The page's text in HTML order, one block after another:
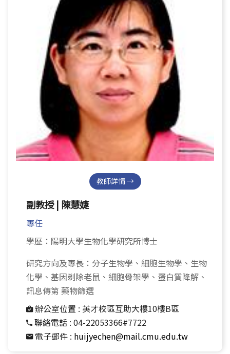
教師詳情 →
副教授 | 陳慧婕
專任
學歷：陽明大學生物化學研究所博士
研究方向及專長：分子生物學、細胞生物學、生物
化學、基因剃除老鼠、細胞骨架學、蛋白質降解、
訊息傳第 藥物篩選
辦公室位置 : 英才校區互助大樓10樓B區
聯絡電話 : 04-22053366#7722
電子郵件 : huijyechen@mail.cmu.edu.tw